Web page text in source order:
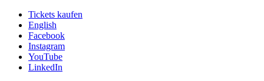
Tickets kaufen
English
Facebook
Instagram
YouTube
LinkedIn